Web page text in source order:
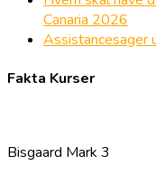
Canaria 2026
Assistancesager
Fakta Kurser
Bisgaard Mark 3